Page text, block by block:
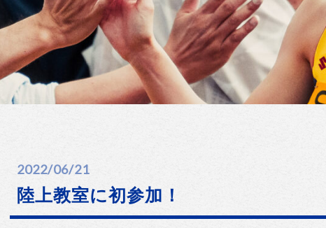
2022/06/21
陸上教室に初参加！